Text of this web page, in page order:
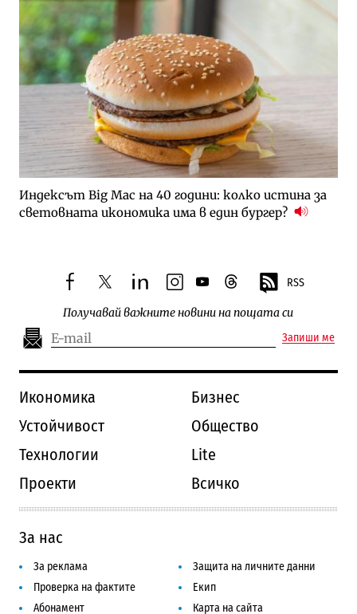
Индексът Big Mac на 40 години: колко истина за
световната икономика има в един бургер?
facebooktwitterlinkedininstagram
youtubethreads RSS
Получавай важните новини на пощата си
Запиши ме
Икономика
Бизнес
Устойчивост
Общество
Технологии
Lite
Проекти
Всичко
За нас
За реклама
Защита на личните данни
Проверка на фактите
Екип
Абонамент
Карта на сайта